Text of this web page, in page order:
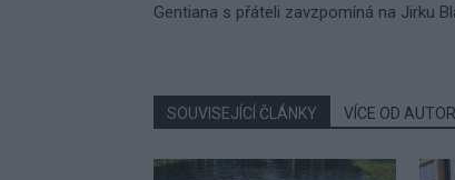
Gentiana s přáteli zavzpomíná na Jirku
SOUVISEJÍCÍ ČLÁNKY VÍCE OD